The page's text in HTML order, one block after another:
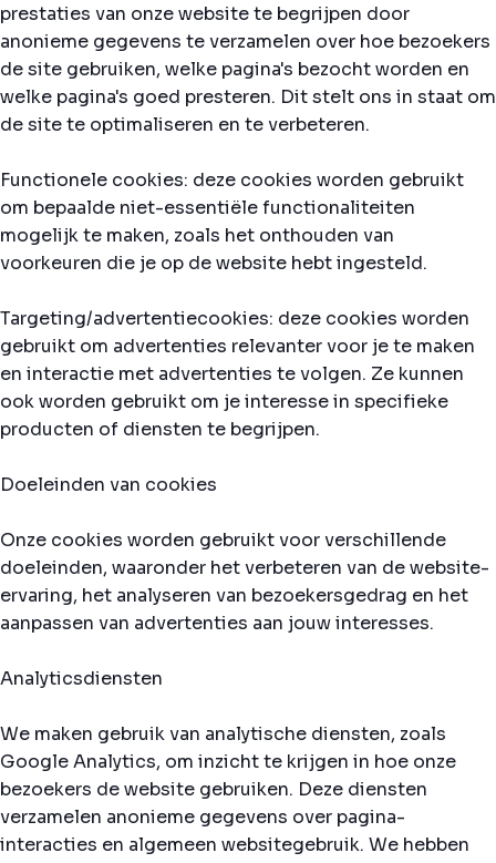
prestaties van onze website te begrijpen door
anonieme gegevens te verzamelen over hoe bezoekers
de site gebruiken, welke pagina's bezocht worden en
welke pagina's goed presteren. Dit stelt ons in staat om
de site te optimaliseren en te verbeteren.
Functionele cookies: deze cookies worden gebruikt
om bepaalde niet-essentiële functionaliteiten
mogelijk te maken, zoals het onthouden van
voorkeuren die je op de website hebt ingesteld.
Targeting/advertentiecookies: deze cookies worden
gebruikt om advertenties relevanter voor je te maken
en interactie met advertenties te volgen. Ze kunnen
ook worden gebruikt om je interesse in specifieke
producten of diensten te begrijpen.
Doeleinden van cookies
Onze cookies worden gebruikt voor verschillende
doeleinden, waaronder het verbeteren van de website-
ervaring, het analyseren van bezoekersgedrag en het
aanpassen van advertenties aan jouw interesses.
Analyticsdiensten
We maken gebruik van analytische diensten, zoals
Google Analytics, om inzicht te krijgen in hoe onze
bezoekers de website gebruiken. Deze diensten
verzamelen anonieme gegevens over pagina-
interacties en algemeen websitegebruik. We hebben